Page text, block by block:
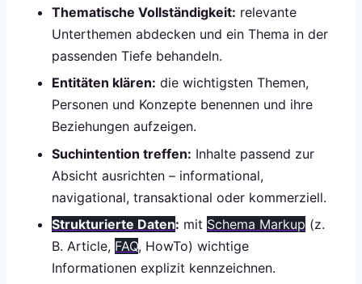
Thematische Vollständigkeit: relevante
Unterthemen abdecken und ein Thema in der
passenden Tiefe behandeln.
Entitäten klären: die wichtigsten Themen,
Personen und Konzepte benennen und ihre
Beziehungen aufzeigen.
Suchintention treffen: Inhalte passend zur
Absicht ausrichten – informational,
navigational, transaktional oder kommerziell.
Strukturierte Daten: mit Schema Markup (z.
B. Article, FAQ, HowTo) wichtige
Informationen explizit kennzeichnen.